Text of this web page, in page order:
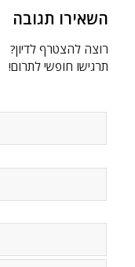
השאירו תגובה
רוצה להצטרף לדיון?
תרגישו חופשי לתרום!